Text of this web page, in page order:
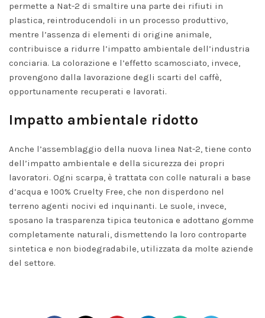
permette a Nat-2 di smaltire una parte dei rifiuti in
plastica, reintroducendoli in un processo produttivo,
mentre l’assenza di elementi di origine animale,
contribuisce a ridurre l’impatto ambientale dell’industria
conciaria. La colorazione e l’effetto scamosciato, invece,
provengono dalla lavorazione degli scarti del caffè,
opportunamente recuperati e lavorati.
Impatto ambientale ridotto
Anche l’assemblaggio della nuova linea Nat-2, tiene conto
dell’impatto ambientale e della sicurezza dei propri
lavoratori. Ogni scarpa, è trattata con colle naturali a base
d’acqua e 100% Cruelty Free, che non disperdono nel
terreno agenti nocivi ed inquinanti. Le suole, invece,
sposano la trasparenza tipica teutonica e adottano gomme
completamente naturali, dismettendo la loro controparte
sintetica e non biodegradabile, utilizzata da molte aziende
del settore.